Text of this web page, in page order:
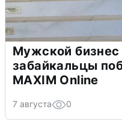
Мужской бизнес
забайкальцы
MAXIM Online
7 августа 0